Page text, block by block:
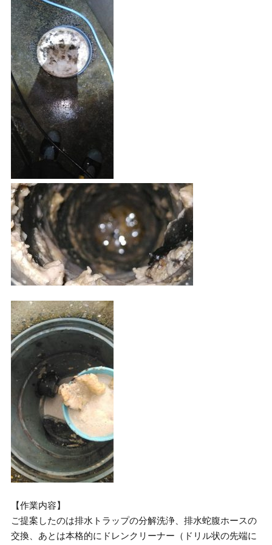
【作業内容】
ご提案したのは排水トラップの分解洗浄、排水蛇腹ホースの
交換、あとは本格的にドレンクリーナー（ドリル状の先端に